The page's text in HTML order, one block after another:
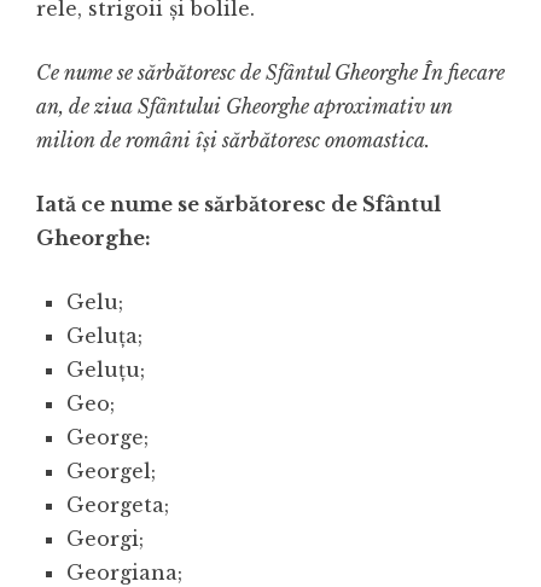
rele, strigoii și bolile.
Ce nume se sărbătoresc de Sfântul Gheorghe În fiecare
an, de ziua Sfântului Gheorghe aproximativ un
milion de români își sărbătoresc onomastica.
Iată ce nume se sărbătoresc de Sfântul
Gheorghe:
Gelu;
Geluța;
Geluțu;
Geo;
George;
Georgel;
Georgeta;
Georgi;
Georgiana;